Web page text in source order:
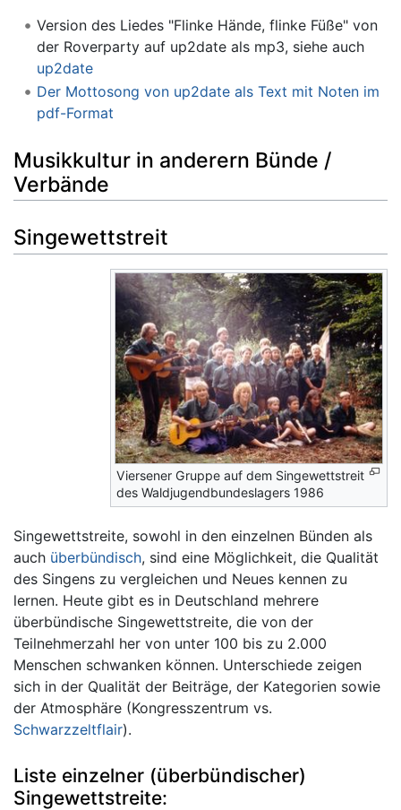
Version des Liedes "Flinke Hände, flinke Füße" von
der Roverparty auf up2date als mp3, siehe auch
up2date
Der Mottosong von up2date als Text mit Noten im
pdf-Format
Musikkultur in anderern Bünde /
Verbände
Singewettstreit
Viersener Gruppe auf dem Singewettstreit
des Waldjugendbundeslagers 1986
Singewettstreite, sowohl in den einzelnen Bünden als
auch überbündisch, sind eine Möglichkeit, die Qualität
des Singens zu vergleichen und Neues kennen zu
lernen. Heute gibt es in Deutschland mehrere
überbündische Singewettstreite, die von der
Teilnehmerzahl her von unter 100 bis zu 2.000
Menschen schwanken können. Unterschiede zeigen
sich in der Qualität der Beiträge, der Kategorien sowie
der Atmosphäre (Kongresszentrum vs.
Schwarzzeltflair).
Liste einzelner (überbündischer)
Singewettstreite: